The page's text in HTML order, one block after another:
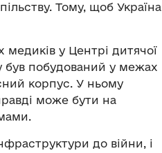
Тому, щоб Україна
у Центрі дитячої
був побудований у межах
корпус. У ньому
може бути на
до війни, і